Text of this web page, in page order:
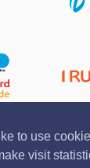
to use
visit
Privātuma politika